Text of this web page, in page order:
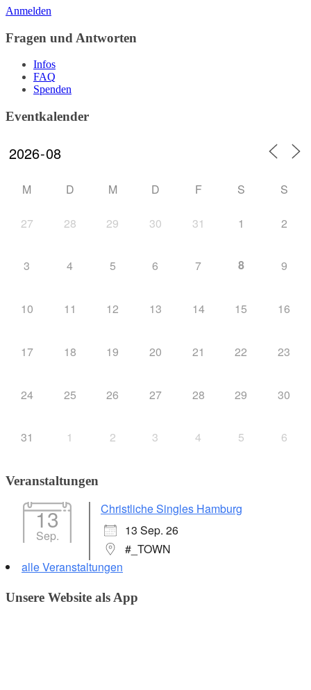
Anmelden
Fragen und Antworten
Infos
FAQ
Spenden
Eventkalender
M D M D F S S
27 28 29 30 31 1 2
3 4 5 6 7 8 9
10 11 12 13 14 15 16
17 18 19 20 21 22 23
24 25 26 27 28 29 30
31 1 2 3 4 5 6
Veranstaltungen
13
Sep.
Christliche Singles Hamburg
13 Sep. 26
#_TOWN
alle Veranstaltungen
Unsere Website als App